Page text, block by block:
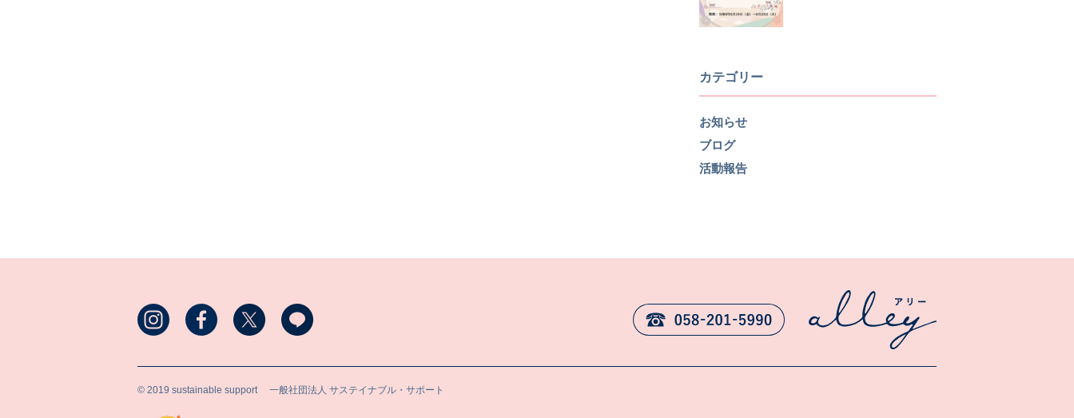
カテゴリー
お知らせ
ブログ
活動報告
© 2019 sustainable support 一般社団法人 サステイナブル・サポート